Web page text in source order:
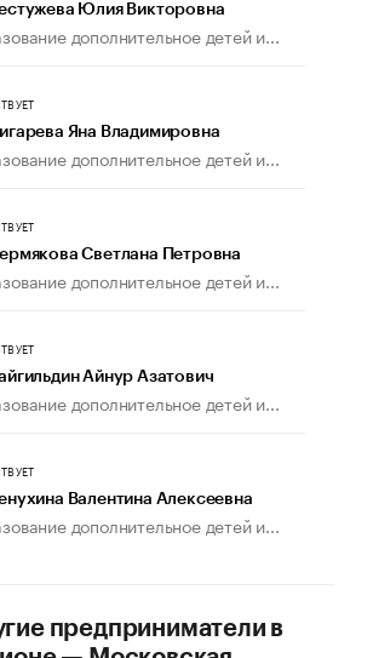
стареет иначе». Как живет глава
Юлия Викторовна
дополнительное детей и...
Яна Владимировна
дополнительное детей и...
Светлана Петровна
дополнительное детей и...
Айнур Азатович
дополнительное детей и...
Валентина Алексеевна
дополнительное детей и...
предприниматели в